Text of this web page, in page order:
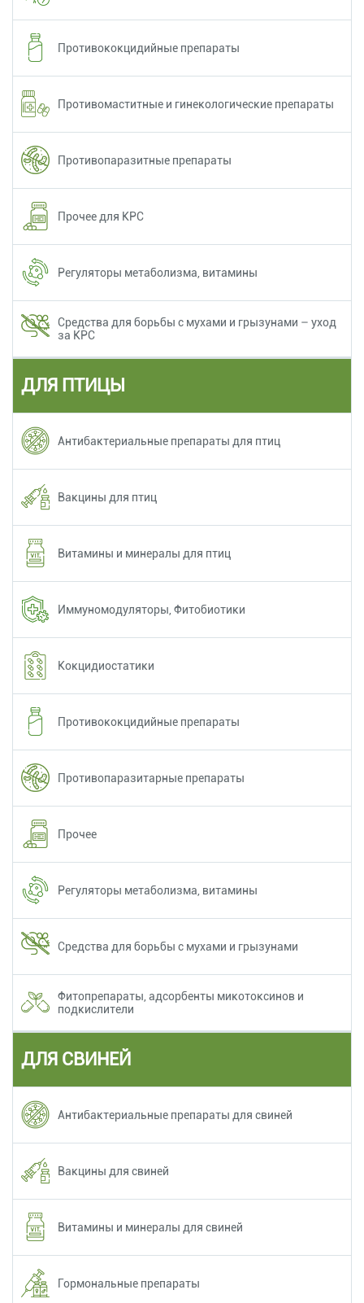
Противококцидийные препараты
Противомаститные и гинекологические препараты
Противопаразитные препараты
Прочее для КРС
Регуляторы метаболизма, витамины
Средства для борьбы с мухами и грызунами – уход
за КРС
ДЛЯ ПТИЦЫ
Антибактериальные препараты для птиц
Вакцины для птиц
Витамины и минералы для птиц
Иммуномодуляторы, Фитобиотики
Кокцидиостатики
Противококцидийные препараты
Противопаразитарные препараты
Прочее
Регуляторы метаболизма, витамины
Средства для борьбы с мухами и грызунами
Фитопрепараты, адсорбенты микотоксинов и
подкислители
ДЛЯ СВИНЕЙ
Антибактериальные препараты для свиней
Вакцины для свиней
Витамины и минералы для свиней
Гормональные препараты